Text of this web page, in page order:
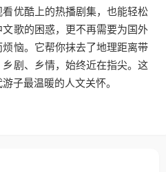
优酷上的热播剧集，也能轻松
歌的困惑，更不再需要为国外
恼。它帮你抹去了地理距离带
剧、乡情，始终近在指尖。这
子最温暖的人文关怀。